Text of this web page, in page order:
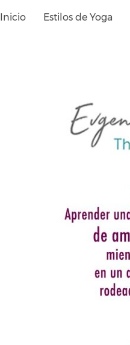
Inicio Estilos de Yoga